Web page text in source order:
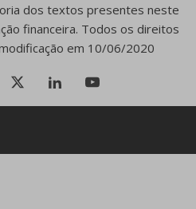
dos textos presentes neste
financeira. Todos os direitos
em 10/06/2020